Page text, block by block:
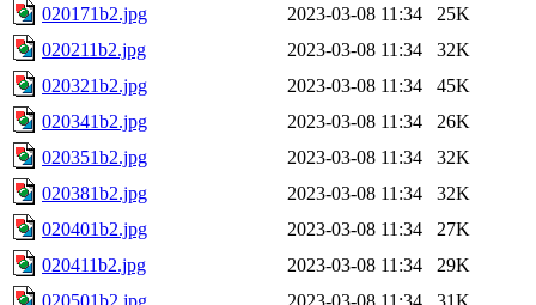
020171b2.jpg
2023-03-08 11:34
25K
020211b2.jpg
2023-03-08 11:34
32K
020321b2.jpg
2023-03-08 11:34
45K
020341b2.jpg
2023-03-08 11:34
26K
020351b2.jpg
2023-03-08 11:34
32K
020381b2.jpg
2023-03-08 11:34
32K
020401b2.jpg
2023-03-08 11:34
27K
020411b2.jpg
2023-03-08 11:34
29K
020501b2.jpg
2023-03-08 11:34
31K